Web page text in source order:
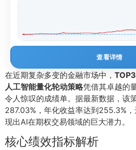
查看详情
在近期复杂多变的金融市场中，
人工智能量化轮动策略凭借其卓越的
令人惊叹的成绩单。据最新数据，该
287.03%，年化收益率达到255.3%
现出AI在期权交易领域的巨大潜力。
核心绩效指标解析